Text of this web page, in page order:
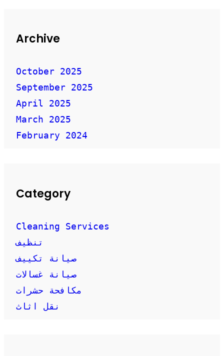
Archive
October 2025
September 2025
April 2025
March 2025
February 2024
Category
Cleaning Services
تنظيف
صيانة تكييف
صيانة غسالات
مكافحة حشرات
نقل اثاث